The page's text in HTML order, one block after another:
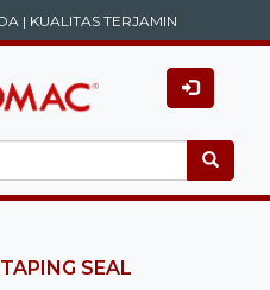
| KUALITAS TERJAMIN
SEAL